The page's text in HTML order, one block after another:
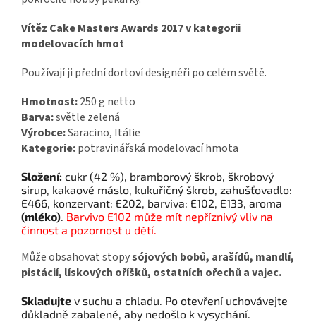
Vítěz Cake Masters Awards 2017 v kategorii
modelovacích hmot
Používají ji přední dortoví designéři po celém světě.
Hmotnost:250 g netto
Barva:světle zelená
Výrobce:Saracino, Itálie
Kategorie:potravinářská modelovací hmota
Složení: cukr (42 %), bramborový škrob, škrobový
sirup, kakaové máslo, kukuřičný škrob, zahušťovadlo:
E466, konzervant: E202, barviva: E102, E133, aroma
(mléko). Barvivo E102 může mít nepříznivý vliv na
činnost a pozornost u dětí.
Může obsahovat stopysójových bobů, arašídů, mandlí,
pistácií, lískových oříšků, ostatních ořechů a vajec.
Skladujte v suchu a chladu. Po otevření uchovávejte
důkladně zabalené, aby nedošlo k vysychání.